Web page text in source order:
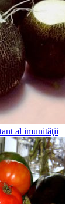
al imunităţii